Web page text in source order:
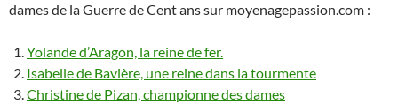
dames de la Guerre de Cent ans sur moyenagepassion.com :
Yolande d’Aragon, la reine de fer.
Isabelle de Bavière, une reine dans la tourmente
Christine de Pizan, championne des dames